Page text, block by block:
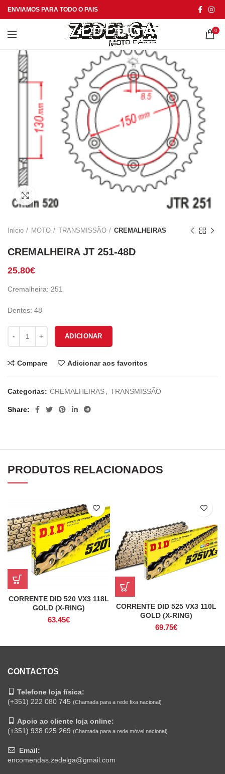
ENVIAMOS PARA TODO O PAIS
0
Início MOTO TRANSMISSÃO CREMALHEIRAS
CREMALHEIRA JT 251-48D
25.80€
Cremalheira: 251
Dentes: 48
ADICIONAR
Compare Adicionar aos favoritos
Categorias: CREMALHEIRAS TRANSMISSÃO
Share
PRODUTOS RELACIONADOS
CORRENTE DID 520 VX3 118L
GOLD (X-RING)
63.45€
CORRENTE DID 525 VX3 110L
GOLD (X-RING)
69.75€
CONTACTOS
Telefone loja física:
(+351) 222 080 745 (Chamada para a rede fixa nacional)
Apoio ao cliente loja online:
(+351) 938 025 269 (Chamada para a rede móvel nacional)
Email:
encomendas.zedelga@gmail.com